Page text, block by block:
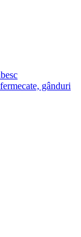
gânduri